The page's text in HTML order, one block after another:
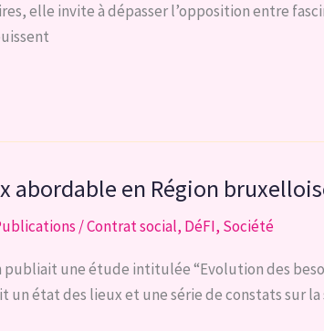
elle invite à dépasser l’opposition entre
abordable en Région
/Contrat social, DéFI, Société
publiait une étude intitulée “Evolution des
état des lieux et une série de constats sur